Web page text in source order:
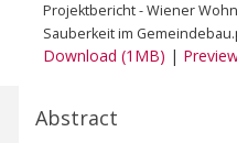
Projektbericht - Wiener
Sauberkeit im
Download (1MB) |
Abstract